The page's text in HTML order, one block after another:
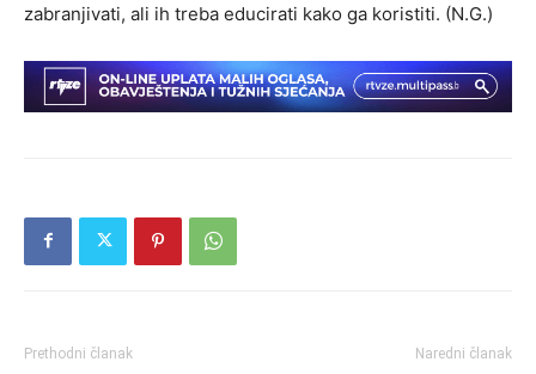
zabranjivati, ali ih treba educirati kako ga koristiti. (N.G.)
Prethodni članak Naredni članak